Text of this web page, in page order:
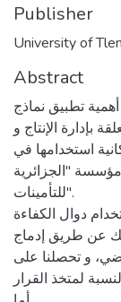
Publisher
University of
Abstract
تطبيق نماذج
بإدارة الإنتاج و
استخدامها في
"الجزائرية
للتأمينات".
دوال الكفاءة
عن طريق إدماج
و تحصلنا على
لمتخذ القرار